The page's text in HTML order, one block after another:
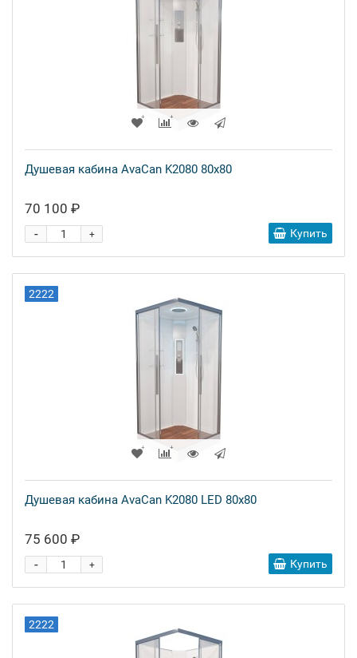
Душевая кабина AvaCan K2080 80x80
70 100 ₽
+
- Купить
2222
Душевая кабина AvaCan K2080 LED 80x80
75 600 ₽
+
- Купить
2222